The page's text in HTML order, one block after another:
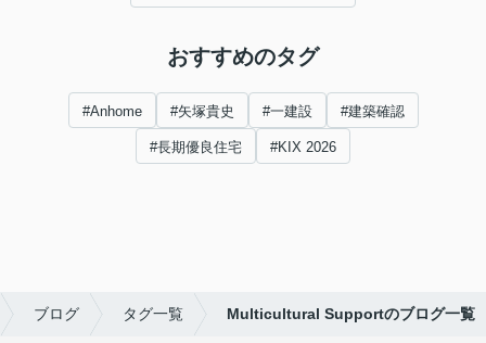
おすすめのタグ
#Anhome #矢塚貴史 #一建設 #建築確認
#長期優良住宅 #KIX 2026
ブログ タグ一覧 Multicultural Supportのブログ一覧